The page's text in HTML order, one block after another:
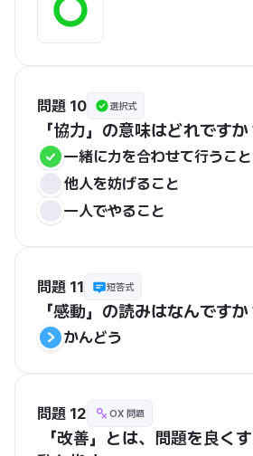
問題 10 選択式
「協力」の意味はどれですか
一緒に力を合わせて行うこと
他人を妨げること
一人でやること
問題 11 短答式
「感動」の読みはなんですか
かんどう
問題 12 OX 問題